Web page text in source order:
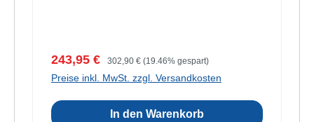
Verkaufspreis:
243,95 € Regulärer Preis:
302,90 € (19.46% gespart)
Preise inkl. MwSt. zzgl. Versandkosten
In den Warenkorb